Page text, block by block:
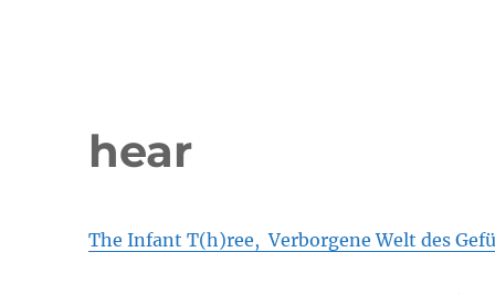
hear
The Infant T(h)ree, Verborgene Welt des